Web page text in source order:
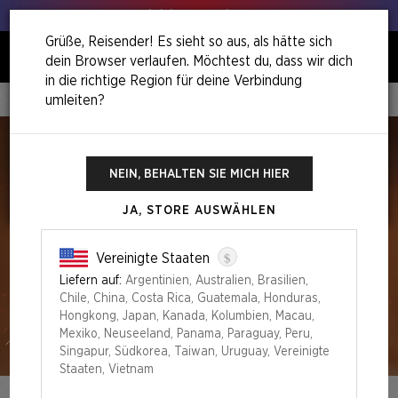
0
Home Festival In A Box Philadelphia
Grüße, Reisender! Es sieht so aus, als hätte sich
dein Browser verlaufen. Möchtest du, dass wir dich
in die richtige Region für deine Verbindung
umleiten?
NEIN, BEHALTEN SIE MICH HIER
JA, STORE AUSWÄHLEN
Vereinigte Staaten $
Liefern auf: Argentinien, Australien, Brasilien,
Chile, China, Costa Rica, Guatemala, Honduras,
Hongkong, Japan, Kanada, Kolumbien, Macau,
Mexiko, Neuseeland, Panama, Paraguay, Peru,
Singapur, Südkorea, Taiwan, Uruguay, Vereinigte
Staaten, Vietnam